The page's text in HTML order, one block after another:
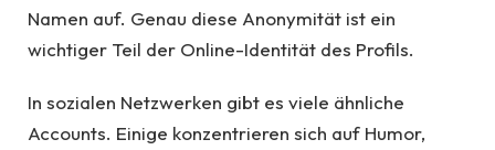
Namen auf. Genau diese Anonymität ist ein
wichtiger Teil der Online-Identität des Profils.
In sozialen Netzwerken gibt es viele ähnliche
Accounts. Einige konzentrieren sich auf Humor,